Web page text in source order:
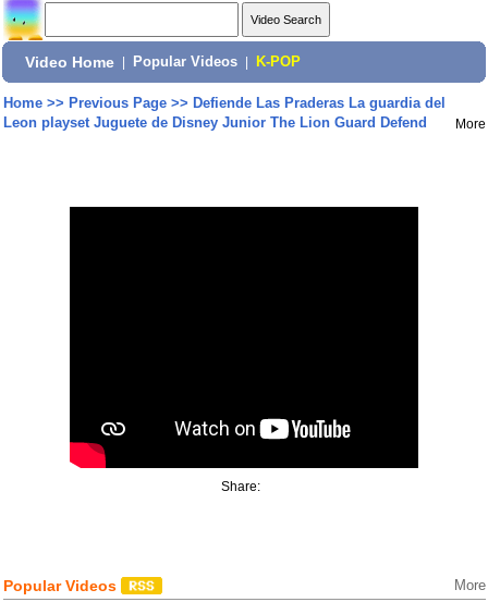
Video Home Popular Videos K-POP
Home>> Previous Page>> Defiende Las Praderas La guardia del
Leon playset Juguete de Disney Junior The Lion Guard Defend
More
Share:
Popular Videos More